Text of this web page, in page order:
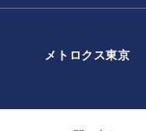
メトロクス東京